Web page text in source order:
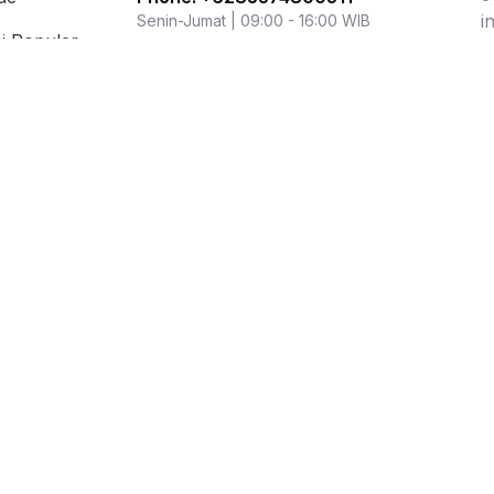
Populer
Senin-Jumat | 09:00 - 16:00 WIB